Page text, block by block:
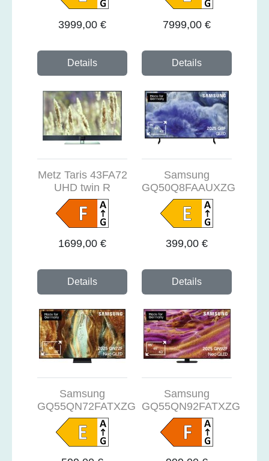
3999,00 €
Details
7999,00 €
Details
Metz Taris 43FA72
UHD twin R
1699,00 €
Details
Samsung
GQ50Q8FAAUXZG
399,00 €
Details
Samsung
GQ55QN72FATXZG
Samsung
GQ55QN92FATXZG